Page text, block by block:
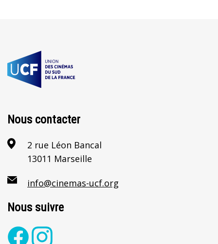
Nous contacter
2 rue Léon Bancal
13011 Marseille
info@cinemas-ucf.org
Nous suivre